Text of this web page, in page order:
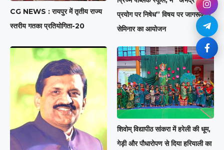
CG NEWS : रायपुर में तृतीय राज्य
स्तरीय गतका प्रतियोगिता-20
प्रयोग पर निषेध” विषय पर जागरूकता
सेमिनार का आयोजन
शिवोम् विद्यापीठ सांकरा में हरेली की धूम,
गेड़ी और पौधारोपण से दिया हरियाली का